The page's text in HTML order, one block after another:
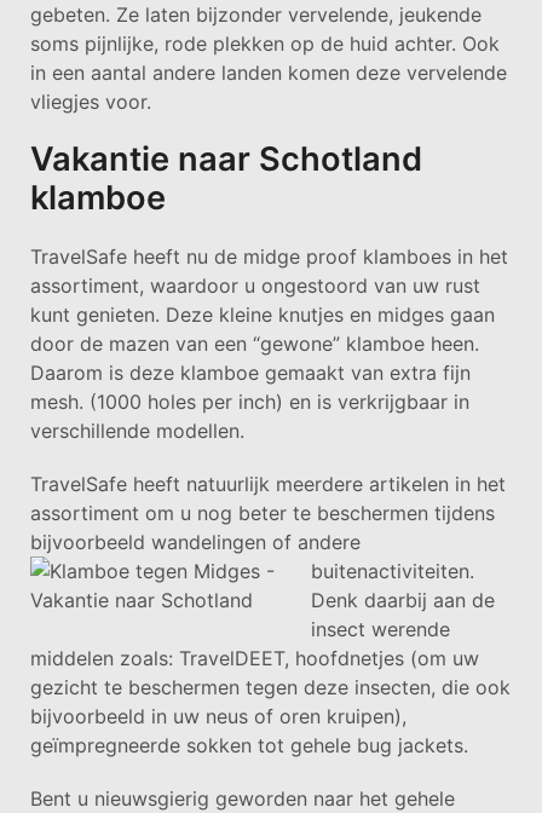
gebeten. Ze laten bijzonder vervelende, jeukende
soms pijnlijke, rode plekken op de huid achter. Ook
in een aantal andere landen komen deze vervelende
vliegjes voor.
Vakantie naar Schotland
klamboe
TravelSafe heeft nu de midge proof klamboes in het
assortiment, waardoor u ongestoord van uw rust
kunt genieten. Deze kleine knutjes en midges gaan
door de mazen van een “gewone” klamboe heen.
Daarom is deze klamboe gemaakt van extra fijn
mesh. (1000 holes per inch) en is verkrijgbaar in
verschillende modellen.
TravelSafe heeft natuurlijk meerdere artikelen in het
assortiment om u nog beter te beschermen tijdens
bijvoorbeeld wandelingen of andere
buitenactiviteiten.
Denk daarbij aan de
insect werende
middelen zoals: TravelDEET, hoofdnetjes (om uw
gezicht te beschermen tegen deze insecten, die ook
bijvoorbeeld in uw neus of oren kruipen),
geïmpregneerde sokken tot gehele bug jackets.
Bent u nieuwsgierig geworden naar het gehele